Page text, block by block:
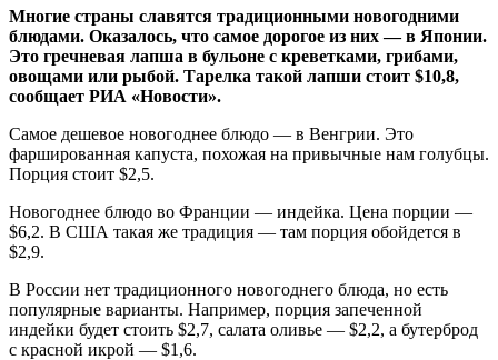
Многие страны славятся традиционными новогодними
блюдами. Оказалось, что самое дорогое из них — в Японии.
Это гречневая лапша в бульоне с креветками, грибами,
овощами или рыбой. Тарелка такой лапши стоит $10,8,
сообщает РИА «Новости».
Самое дешевое новогоднее блюдо — в Венгрии. Это
фаршированная капуста, похожая на привычные нам голубцы.
Порция стоит $2,5.
Новогоднее блюдо во Франции — индейка. Цена порции —
$6,2. В США такая же традиция — там порция обойдется в
$2,9.
В России нет традиционного новогоднего блюда, но есть
популярные варианты. Например, порция запеченной
индейки будет стоить $2,7, салата оливье — $2,2, а бутерброд
с красной икрой — $1,6.